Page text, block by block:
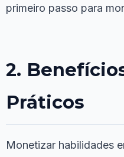
primeiro passo para
2.
Práticos
Monetizar habilidades